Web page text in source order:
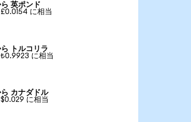
英ポンド
に相当
トルコリラ
に相当
カナダドル
に相当